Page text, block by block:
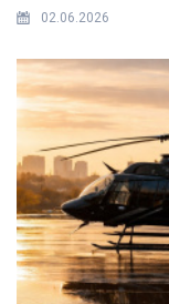
02.06.2026